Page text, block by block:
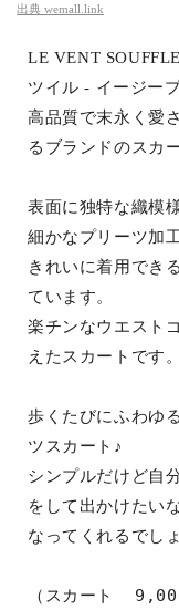
出典 wemall.link
LE VENT
ツイル - イージー
高品質で末永く愛
るブランドのスカ
表面に独特な織模
細かなプリーツ加
きれいに着用でき
ています。
楽チンなウエスト
えたスカートです。
歩くたびにふわゆ
ツスカート♪
シンプルだけど自
をして出かけたい
なってくれるでしょ
（スカート